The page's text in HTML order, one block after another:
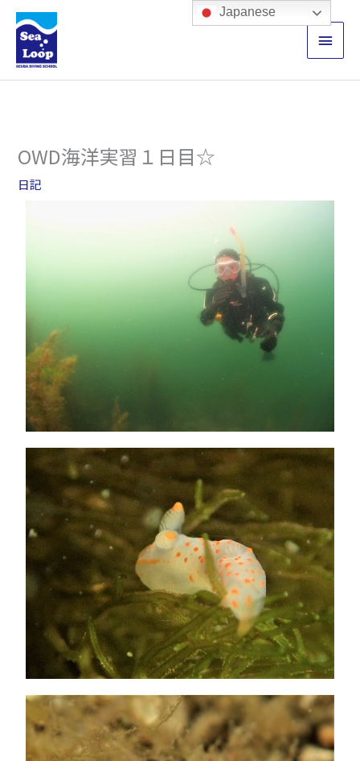
キ
メ
イ
ン
ー
OWD海洋実習１日目☆
日記
Japanese